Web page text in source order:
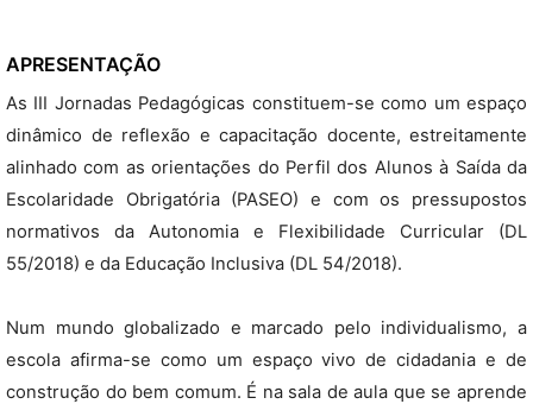
APRESENTAÇÃO
As III Jornadas Pedagógicas constituem-se como um espaço
dinâmico de reflexão e capacitação docente, estreitamente
alinhado com as orientações do Perfil dos Alunos à Saída da
Escolaridade Obrigatória (PASEO) e com os pressupostos
normativos da Autonomia e Flexibilidade Curricular (DL
55/2018) e da Educação Inclusiva (DL 54/2018).
Num mundo globalizado e marcado pelo individualismo, a
escola afirma-se como um espaço vivo de cidadania e de
construção do bem comum. É na sala de aula que se aprende